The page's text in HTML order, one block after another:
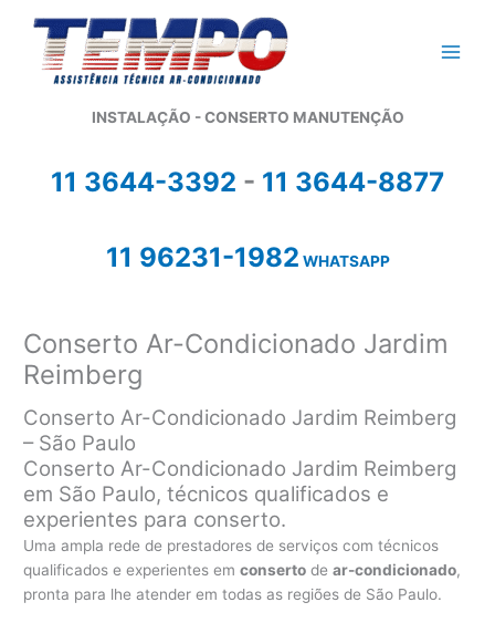
conteúdo
INSTALAÇÃO - CONSERTO MANUTENÇÃO
11 3644-3392 - 11 3644-8877
11 96231-1982 WHATSAPP
Conserto Ar-Condicionado Jardim
Reimberg
Conserto Ar-Condicionado Jardim Reimberg
– São Paulo
Conserto Ar-Condicionado Jardim Reimberg
em São Paulo, técnicos qualificados e
experientes para conserto.
Uma ampla rede de prestadores de serviços com técnicos
qualificados e experientes emconserto dear-condicionado,
pronta para lhe atender em todas as regiões de São Paulo.